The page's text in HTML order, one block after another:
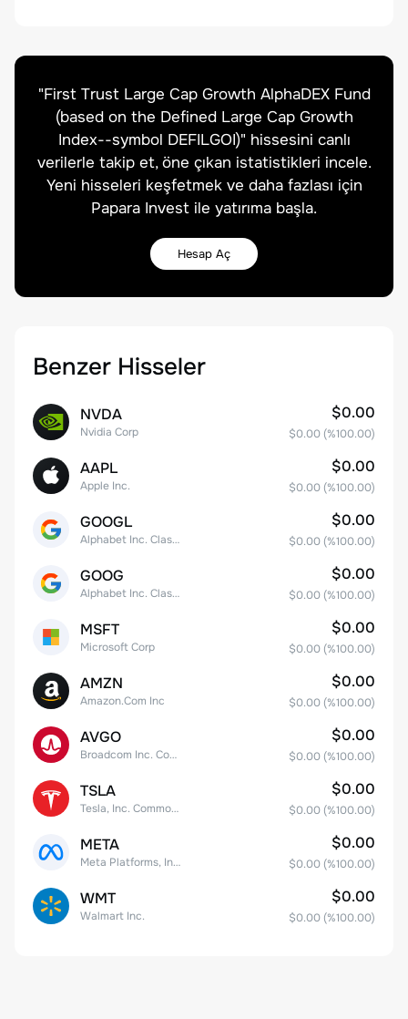
"First Trust Large Cap Growth AlphaDEX Fund
(based on the Defined Large Cap Growth
Index--symbol DEFILGOI)" hissesini canlı
verilerle takip et, öne çıkan istatistikleri incele.
Yeni hisseleri keşfetmek ve daha fazlası için
Papara Invest ile yatırıma başla.
Hesap Aç
Benzer Hisseler
NVDA
Nvidia Corp
$0.00
$0.00 (%100.00)
AAPL
Apple Inc.
$0.00
$0.00 (%100.00)
GOOGL
Alphabet Inc. Class A Common Stock
$0.00
$0.00 (%100.00)
GOOG
Alphabet Inc. Class C Capital Stock
$0.00
$0.00 (%100.00)
MSFT
Microsoft Corp
$0.00
$0.00 (%100.00)
AMZN
Amazon.Com Inc
$0.00
$0.00 (%100.00)
AVGO
Broadcom Inc. Common Stock
$0.00
$0.00 (%100.00)
TSLA
Tesla, Inc. Common Stock
$0.00
$0.00 (%100.00)
META
Meta Platforms, Inc. Class A Common Stock
$0.00
$0.00 (%100.00)
WMT
Walmart Inc.
$0.00
$0.00 (%100.00)